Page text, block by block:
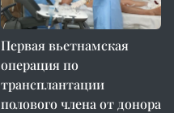
Первая вьетнамская
операция по
трансплантации
полового члена от донора